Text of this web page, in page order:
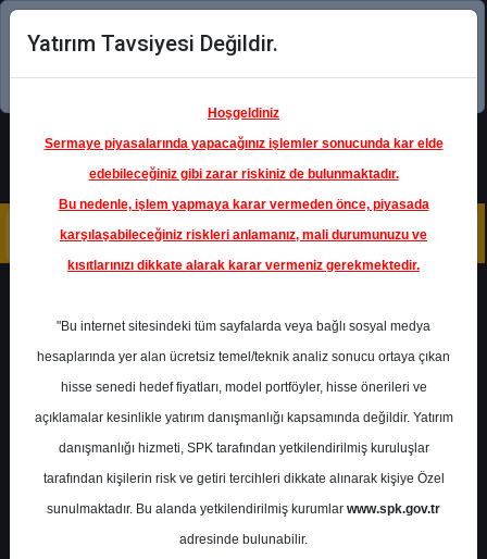
Şimdi uygulamayı indirin!
TCELL- TURKCELL İLETİŞİM
HİZMETLERİ A.Ş.
Hedef Fiyat 145.00 ₺
Getiri
%0.00
Yatırım Tavsiyesi Değildir.
Hoşgeldiniz
Sermaye piyasalarında yapacağınız işlemler sonucunda kar elde
edebileceğiniz gibi zarar riskiniz de bulunmaktadır.
Bu nedenle, işlem yapmaya karar vermeden önce, piyasada
karşılaşabileceğiniz riskleri anlamanız, mali durumunuzu ve
kısıtlarınızı dikkate alarak karar vermeniz gerekmektedir.
"Bu internet sitesindeki tüm sayfalarda veya bağlı sosyal medya
hesaplarında yer alan ücretsiz temel/teknik analiz sonucu ortaya çıkan
hisse senedi hedef fiyatları, model portföyler, hisse önerileri ve
açıklamalar kesinlikle yatırım danışmanlığı kapsamında değildir. Yatırım
danışmanlığı hizmeti, SPK tarafından yetkilendirilmiş kuruluşlar
tarafından kişilerin risk ve getiri tercihleri dikkate alınarak kişiye Özel
sunulmaktadır. Bu alanda yetkilendirilmiş kurumlar www.spk.gov.tr
adresinde bulunabilir.